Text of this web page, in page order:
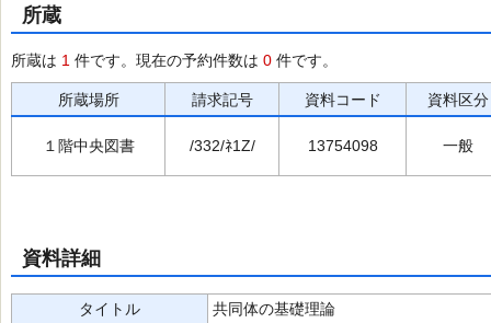
所蔵
所蔵は 1 件です。現在の予約件数は 0 件です。
所蔵場所 請求記号 資料コード 資料区分
１階中央図書 /332/ﾈ1Z/ 13754098 一般
資料詳細
タイトル
共同体の基礎理論